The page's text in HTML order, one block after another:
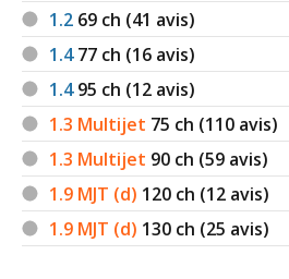
1.2 69 ch (41 avis)
1.477 ch (16 avis)
1.495 ch (12 avis)
1.3 Multijet 75 ch (110 avis)
1.3 Multijet 90 ch (59 avis)
1.9 MJT (d) 120 ch (12 avis)
1.9 MJT (d) 130 ch (25 avis)